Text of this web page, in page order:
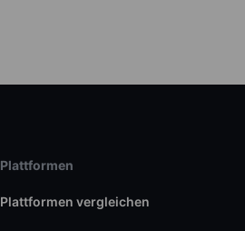
Plattformen
Plattformen vergleichen